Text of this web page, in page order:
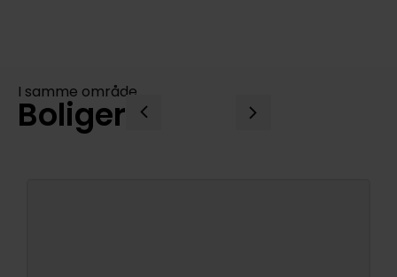
I samme område
Boliger